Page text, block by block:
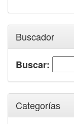
Buscador
Buscar:
Categorías